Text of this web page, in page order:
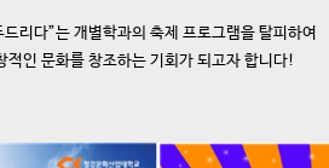
리다”는 개별학과의 축제 프로그램을 탈피하여
적인 문화를 창조하는 기회가 되고자 합니다!